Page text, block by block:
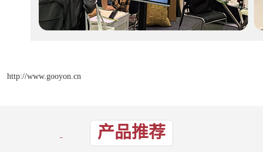
http://www.gooyon.cn
产品推荐